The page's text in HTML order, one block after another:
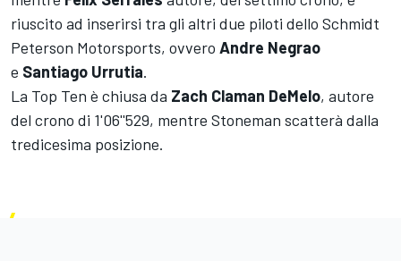
riuscito ad inserirsi tra gli altri due piloti dello Schmidt
Peterson Motorsports, ovvero Andre Negrao
e Santiago Urrutia.
La Top Ten è chiusa da Zach Claman DeMelo, autore
del crono di 1'06''529, mentre Stoneman scatterà dalla
tredicesima posizione.